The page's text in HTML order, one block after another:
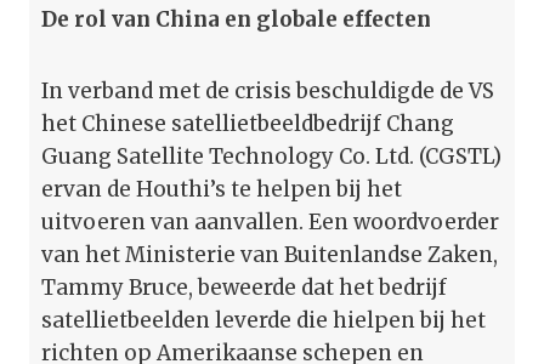
De rol van China en globale effecten
In verband met de crisis beschuldigde de VS
het Chinese satellietbeeldbedrijf Chang
Guang Satellite Technology Co. Ltd. (CGSTL)
ervan de Houthi’s te helpen bij het
uitvoeren van aanvallen. Een woordvoerder
van het Ministerie van Buitenlandse Zaken,
Tammy Bruce, beweerde dat het bedrijf
satellietbeelden leverde die hielpen bij het
richten op Amerikaanse schepen en